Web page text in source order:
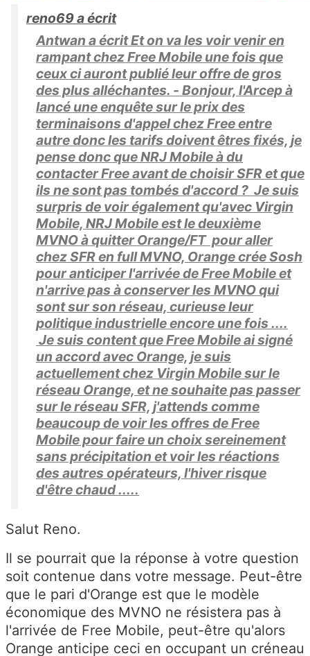
reno69 a écrit
Antwan a écrit Et on va les voir venir en
rampant chez Free Mobile une fois que
ceux ci auront publié leur offre de gros
des plus alléchantes. - Bonjour, l'Arcep à
lancé une enquête sur le prix des
terminaisons d'appel chez Free entre
autre donc les tarifs doivent êtres fixés, je
pense donc que NRJ Mobile à du
contacter Free avant de choisir SFR et que
ils ne sont pas tombés d'accord ? Je suis
surpris de voir également qu'avec Virgin
Mobile, NRJ Mobile est le deuxième
MVNO à quitter Orange/FT pour aller
chez SFR en full MVNO, Orange crée Sosh
pour anticiper l'arrivée de Free Mobile et
n'arrive pas à conserver les MVNO qui
sont sur son réseau, curieuse leur
politique industrielle encore une fois ....
Je suis content que Free Mobile ai signé
un accord avec Orange, je suis
actuellement chez Virgin Mobile sur le
réseau Orange, et ne souhaite pas passer
sur le réseau SFR, j'attends comme
beaucoup de voir les offres de Free
Mobile pour faire un choix sereinement
sans précipitation et voir les réactions
des autres opérateurs, l'hiver risque
d'être chaud .....
Salut Reno.
Il se pourrait que la réponse à votre question
soit contenue dans votre message. Peut-être
que le pari d'Orange est que le modèle
économique des MVNO ne résistera pas à
l'arrivée de Free Mobile, peut-être qu'alors
Orange anticipe ceci en occupant un créneau